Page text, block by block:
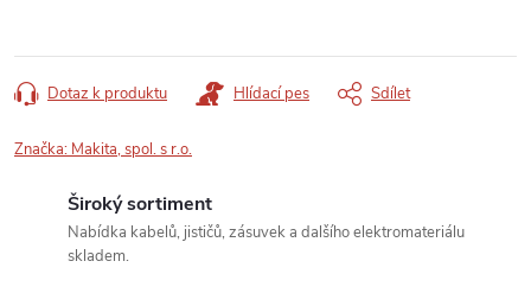
Dotaz k produktu Hlídací pes Sdílet
Značka: Makita, spol. s r.o.
Široký sortiment
Nabídka kabelů, jističů, zásuvek a dalšího elektromateriálu
skladem.